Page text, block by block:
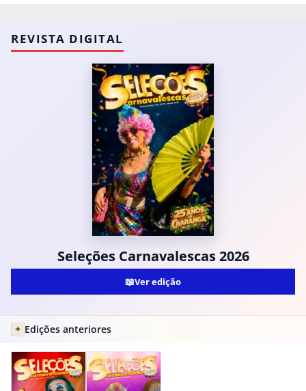
REVISTA DIGITAL
Seleções Carnavalescas 2026
📖Ver edição
✦ Edições anteriores